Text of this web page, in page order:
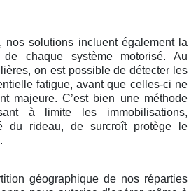
nos solutions incluent également la
de chaque système motorisé. Au
on est possible de détecter les
fatigue, avant que celles-ci ne
majeure. C’est bien une méthode
à limite les immobilisations,
du rideau, de surcroît protège le
géographique de nos réparties